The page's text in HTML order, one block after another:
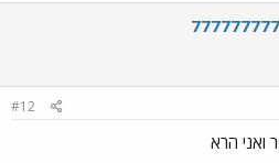
עד כי התעלמה לחלוטין מן הסובב. משה
הוא לחש: "אדיו סנטו!!! הבת שלי!!!" ומיד
הידיים שלך מן הבת שלי, שמעת אותי! יא
נרתעו בבהלה, פוטי הסתכלה בקונדוקטור
אתה קונדוקטור, אתה עובד ברכבת???"
לך המיית ביובו של נחל שורק ועולם
הביט בבואנו בעיניו המהפנטות וחשב
#12
ואני הרא